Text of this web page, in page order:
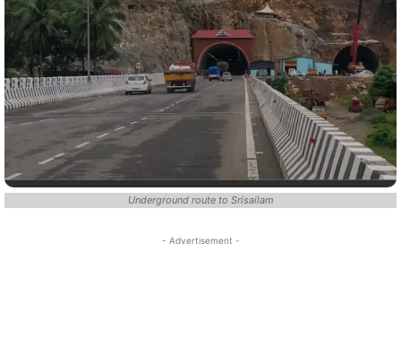
Underground route to Srisailam
- Advertisement -